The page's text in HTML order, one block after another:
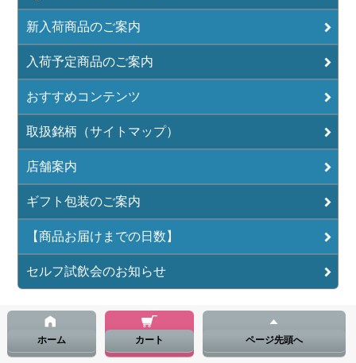
新入荷商品のご案内
入荷予定商品のご案内
おすすめコンテンツ
取扱銘柄（サイトマップ）
店舗案内
ギフト包装のご案内
【商品お届けまでの日数】
セルフ試飲会のお知らせ
ホーム カート ページ先頭へ